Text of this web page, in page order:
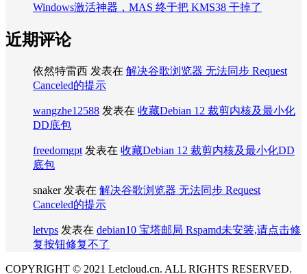
Windows激活神器，MAS 终于把 KMS38 干掉了
近期评论
依然特雷西 发表在 解决谷歌浏览器 无法同步 Request
Canceled的提示
wangzhe12588 发表在 收藏Debian 12 裁剪内核及最小化
DD底包
freedomgpt 发表在 收藏Debian 12 裁剪内核及最小化DD
底包
snaker发表在 解决谷歌浏览器 无法同步 Request
Canceled的提示
letvps 发表在 debian10 宝塔邮局 Rspamd未安装,请点击修
复按钮修复不了
COPYRIGHT © 2021 Letcloud.cn. ALL RIGHTS RESERVED.